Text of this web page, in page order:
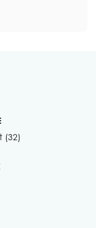
(32)